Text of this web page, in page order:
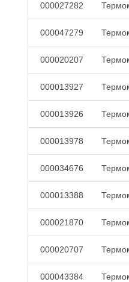
000027282
000047279
000020207
000013927
000013926
000013978
000034676
000013388
000021870
000020707
000043384